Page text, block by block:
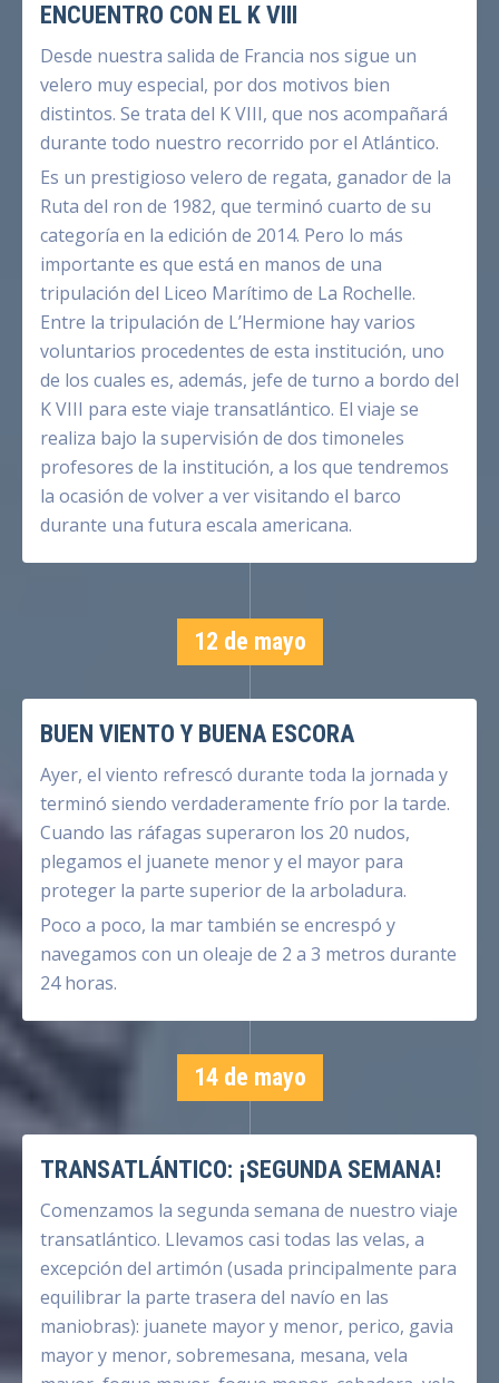
ENCUENTRO CON EL K VIII
Desde nuestra salida de Francia nos sigue un
velero muy especial, por dos motivos bien
distintos. Se trata del K VIII, que nos acompañará
durante todo nuestro recorrido por el Atlántico.
Es un prestigioso velero de regata, ganador de la
Ruta del ron de 1982, que terminó cuarto de su
categoría en la edición de 2014. Pero lo más
importante es que está en manos de una
tripulación del Liceo Marítimo de La Rochelle.
Entre la tripulación de L’Hermione hay varios
voluntarios procedentes de esta institución, uno
de los cuales es, además, jefe de turno a bordo del
K VIII para este viaje transatlántico. El viaje se
realiza bajo la supervisión de dos timoneles
profesores de la institución, a los que tendremos
la ocasión de volver a ver visitando el barco
durante una futura escala americana.
12 de mayo
BUEN VIENTO Y BUENA ESCORA
Ayer, el viento refrescó durante toda la jornada y
terminó siendo verdaderamente frío por la tarde.
Cuando las ráfagas superaron los 20 nudos,
plegamos el juanete menor y el mayor para
proteger la parte superior de la arboladura.
Poco a poco, la mar también se encrespó y
navegamos con un oleaje de 2 a 3 metros durante
24 horas.
14 de mayo
TRANSATLÁNTICO: ¡SEGUNDA SEMANA!
Comenzamos la segunda semana de nuestro viaje
transatlántico. Llevamos casi todas las velas, a
excepción del artimón (usada principalmente para
equilibrar la parte trasera del navío en las
maniobras): juanete mayor y menor, perico, gavia
mayor y menor, sobremesana, mesana, vela